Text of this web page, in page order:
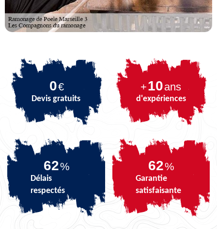
0€
Devis gratuits
+10ans
d'expériences
73%
Délais
respectés
73%
Garantie
satisfaisante